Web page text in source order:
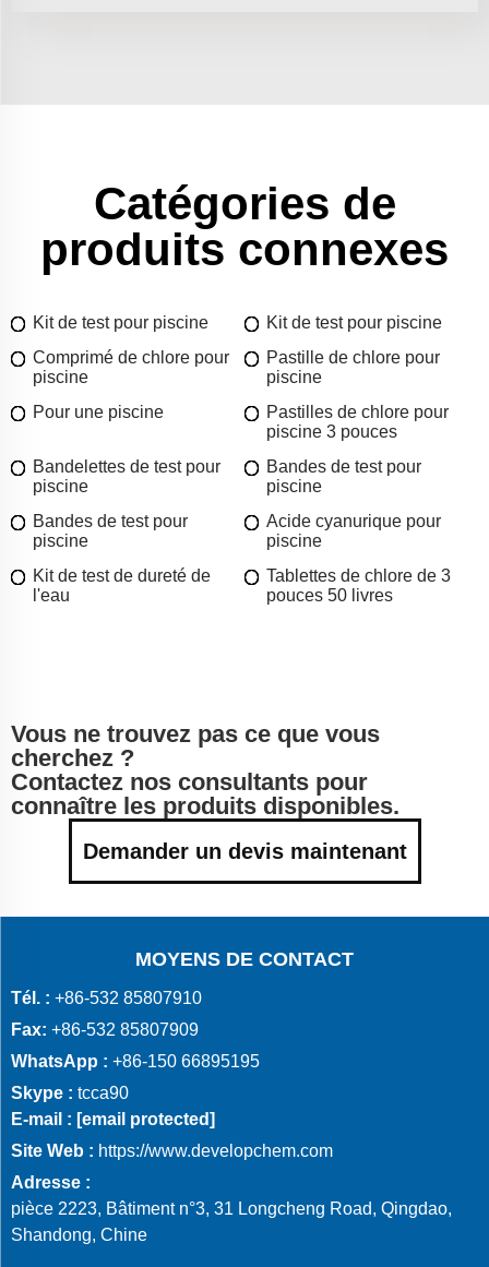
Catégories de
produits connexes
Kit de test pour piscine
Kit de test pour piscine
Comprimé de chlore pour
piscine
Pastille de chlore pour
piscine
Pour une piscine
Pastilles de chlore pour
piscine 3 pouces
Bandelettes de test pour
piscine
Bandes de test pour
piscine
Bandes de test pour
piscine
Acide cyanurique pour
piscine
Kit de test de dureté de
l'eau
Tablettes de chlore de 3
pouces 50 livres
Vous ne trouvez pas ce que vous
cherchez ?
Contactez nos consultants pour
connaître les produits disponibles.
Demander un devis maintenant
MOYENS DE CONTACT
Tél. : +86-532 85807910
Fax: +86-532 85807909
WhatsApp : +86-150 66895195
Skype : tcca90
E-mail : [email protected]
Site Web : https://www.developchem.com
Adresse :
pièce 2223, Bâtiment n°3, 31 Longcheng Road, Qingdao,
Shandong, Chine